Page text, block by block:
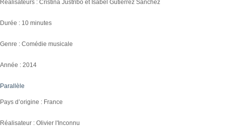
Réalisateurs : Cristina Justribó et Isabel Gutiérrez Sánchez
Durée : 10 minutes
Genre : Comédie musicale
Année : 2014
Parallèle
Pays d’origine : France
Réalisateur : Olivier l'Inconnu